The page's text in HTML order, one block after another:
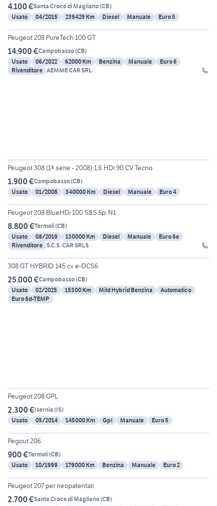
4.100 €Santa Croce di Magliano(CB)
Usato
04/2015 239429 Km Diesel Manuale Euro 5
15
Peugeot 208 PureTech 100 GT
14.900 €Campobasso(CB)
Usato
06/2022 62000 Km Benzina Manuale
Euro 6
Rivenditore AEMME CAR SRL
Peugeot 308 (1ª serie - 2008) 1.6 HDi 90 CV Tecno
1.900 €Campobasso(CB)
Usato
01/2008 340000 Km Diesel Manuale Euro 4
13
Peugeot 208 BlueHDi 100 S&S 5p. N1
8.800 €Termoli(CB)
Usato
08/2019 130000 Km Diesel Manuale
Euro 6e
Rivenditore S.C.S. CAR SRLS
6
308 GT HYBRID 145 cv e-DCS6
25.000 €Campobasso(CB)
Usato
02/2025 15300 Km Mild Hybrid Benzina
Automatico
Euro 6d-TEMP
Peugeot 208 GPL
2.300 €Isernia (IS)
Usato
05/2014 145000 Km Gpl Manuale Euro 5
4
Pegout 206
900 €Termoli(CB)
Usato
10/1999 179000 Km Benzina Manuale Euro 2
6
Peugeot 207 per neopatentati
2.700 €Santa Croce di Magliano(CB)